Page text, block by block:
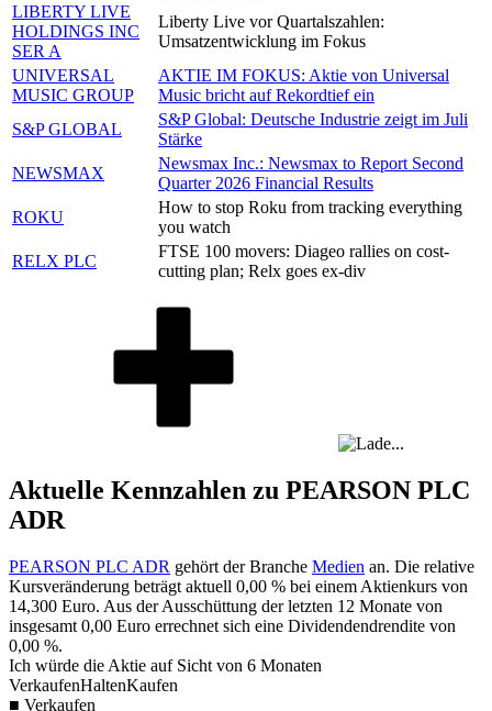
LIBERTY LIVE
HOLDINGS INC
SER A
Liberty Live vor Quartalszahlen:
Umsatzentwicklung im Fokus
UNIVERSAL
MUSIC GROUP
AKTIE IM FOKUS: Aktie von Universal
Music bricht auf Rekordtief ein
S&P GLOBAL
S&P Global: Deutsche Industrie zeigt im Juli
Stärke
NEWSMAX
Newsmax Inc.: Newsmax to Report Second
Quarter 2026 Financial Results
ROKU
How to stop Roku from tracking everything
you watch
RELX PLC
FTSE 100 movers: Diageo rallies on cost-
cutting plan; Relx goes ex-div
Aktuelle Kennzahlen zu PEARSON PLC
ADR
PEARSON PLC ADR gehört der Branche Medien an. Die relative
Kursveränderung beträgt aktuell 0,00 % bei einem Aktienkurs von
14,300 Euro. Aus der Ausschüttung der letzten 12 Monate von
insgesamt 0,00 Euro errechnet sich eine Dividendendrendite von
0,00 %.
Ich würde die Aktie auf Sicht von 6 Monaten
VerkaufenHaltenKaufen
■ Verkaufen